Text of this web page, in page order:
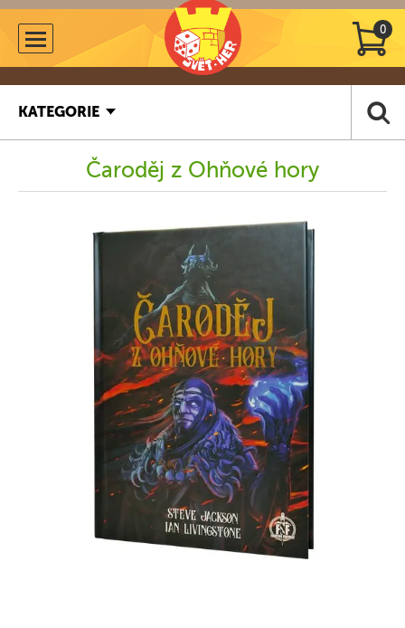
0
KATEGORIE
Čaroděj z Ohňové hory